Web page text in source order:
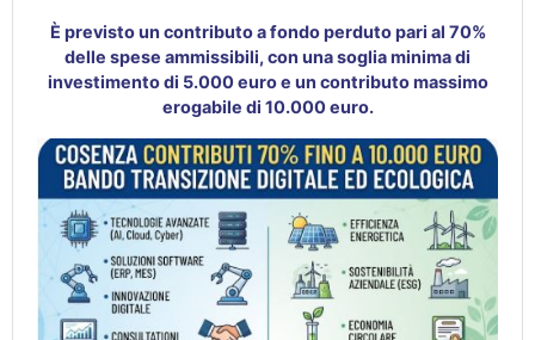
È previsto un contributo a fondo perduto pari al 70%
delle spese ammissibili, con una soglia minima di
investimento di 5.000 euro e un contributo massimo
erogabile di 10.000 euro.